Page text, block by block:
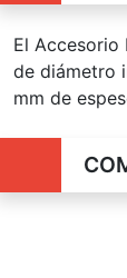
El Accesorio
de diámetro
mm de